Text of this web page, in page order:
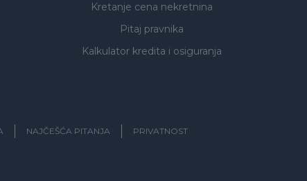
Kretanje cena nekretnina
Pitaj pravnika
Kalkulator kredita i osiguranja
NAJČEŠĆA PITANJA PRIVATNOST